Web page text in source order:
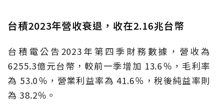
台積2023年營收衰退，收在2.16兆台幣
台積電公告2023年第四季財務數據，營收為
6255.3億元台幣，較前一季增加 13.6％，毛利率
為 53.0％，營業利益率為 41.6％，稅後純益率則
為 38.2％。